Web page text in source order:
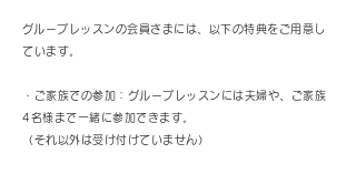
​グループレッスンの会員さまには、以下の特典をご用意し
ています。
・ご家族での参加：グループレッスンには夫婦や、ご家族
4名様まで一緒に参加できます。
（それ以外は受け付けていません）